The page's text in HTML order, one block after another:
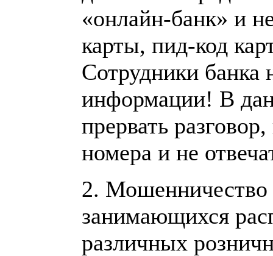
«онлайн-банк» и
карты, пид-код
Сотрудники банка
информации! В
прервать
номера и не
2. Мошенничество
занимающихся
различных